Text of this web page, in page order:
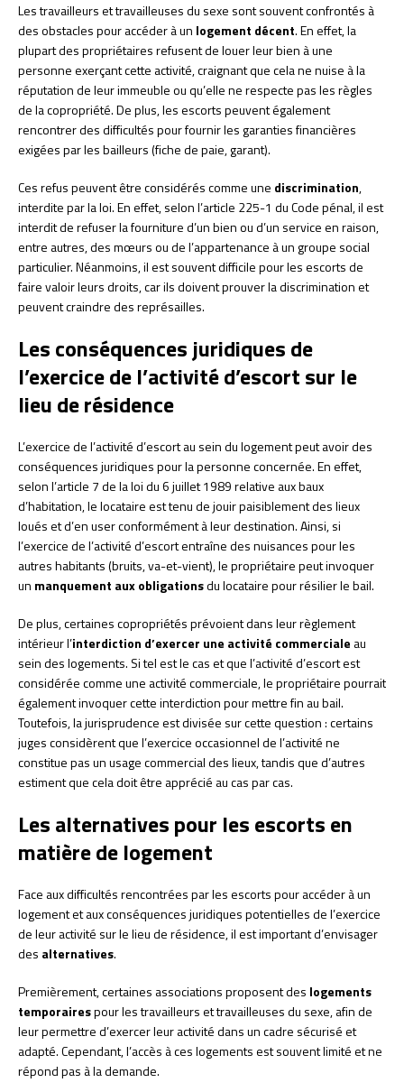
Les travailleurs et travailleuses du sexe sont souvent confrontés à
des obstacles pour accéder à un logement décent. En effet, la
plupart des propriétaires refusent de louer leur bien à une
personne exerçant cette activité, craignant que cela ne nuise à la
réputation de leur immeuble ou qu’elle ne respecte pas les règles
de la copropriété. De plus, les escorts peuvent également
rencontrer des difficultés pour fournir les garanties financières
exigées par les bailleurs (fiche de paie, garant).
Ces refus peuvent être considérés comme une discrimination,
interdite par la loi. En effet, selon l’article 225-1 du Code pénal, il est
interdit de refuser la fourniture d’un bien ou d’un service en raison,
entre autres, des mœurs ou de l’appartenance à un groupe social
particulier. Néanmoins, il est souvent difficile pour les escorts de
faire valoir leurs droits, car ils doivent prouver la discrimination et
peuvent craindre des représailles.
Les conséquences juridiques de
l’exercice de l’activité d’escort sur le
lieu de résidence
L’exercice de l’activité d’escort au sein du logement peut avoir des
conséquences juridiques pour la personne concernée. En effet,
selon l’article 7 de la loi du 6 juillet 1989 relative aux baux
d’habitation, le locataire est tenu de jouir paisiblement des lieux
loués et d’en user conformément à leur destination. Ainsi, si
l’exercice de l’activité d’escort entraîne des nuisances pour les
autres habitants (bruits, va-et-vient), le propriétaire peut invoquer
un manquement aux obligationsdu locataire pour résilier le bail.
De plus, certaines copropriétés prévoient dans leur règlement
intérieur l’interdiction d’exercer une activité commerciale au
sein des logements. Si tel est le cas et que l’activité d’escort est
considérée comme une activité commerciale, le propriétaire pourrait
également invoquer cette interdiction pour mettre fin au bail.
Toutefois, la jurisprudence est divisée sur cette question : certains
juges considèrent que l’exercice occasionnel de l’activité ne
constitue pas un usage commercial des lieux, tandis que d’autres
estiment que cela doit être apprécié au cas par cas.
Les alternatives pour les escorts en
matière de logement
Face aux difficultés rencontrées par les escorts pour accéder à un
logement et aux conséquences juridiques potentielles de l’exercice
de leur activité sur le lieu de résidence, il est important d’envisager
des alternatives.
Premièrement, certaines associations proposent des logements
temporairespour les travailleurs et travailleuses du sexe, afin de
leur permettre d’exercer leur activité dans un cadre sécurisé et
adapté. Cependant, l’accès à ces logements est souvent limité et ne
répond pas à la demande.